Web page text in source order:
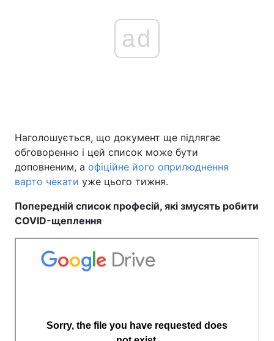
ad
Наголошується, що документ ще підлягає
обговоренню і цей список може бути
доповненим, а офіційне його оприлюднення
варто чекати уже цього тижня.
Попередній список професій, які змусять робити
COVID-щеплення